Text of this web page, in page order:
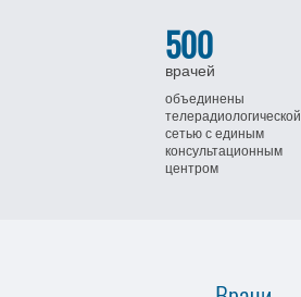
500
врачей
объединены
телерадиологической
сетью с единым
консультационным
центром